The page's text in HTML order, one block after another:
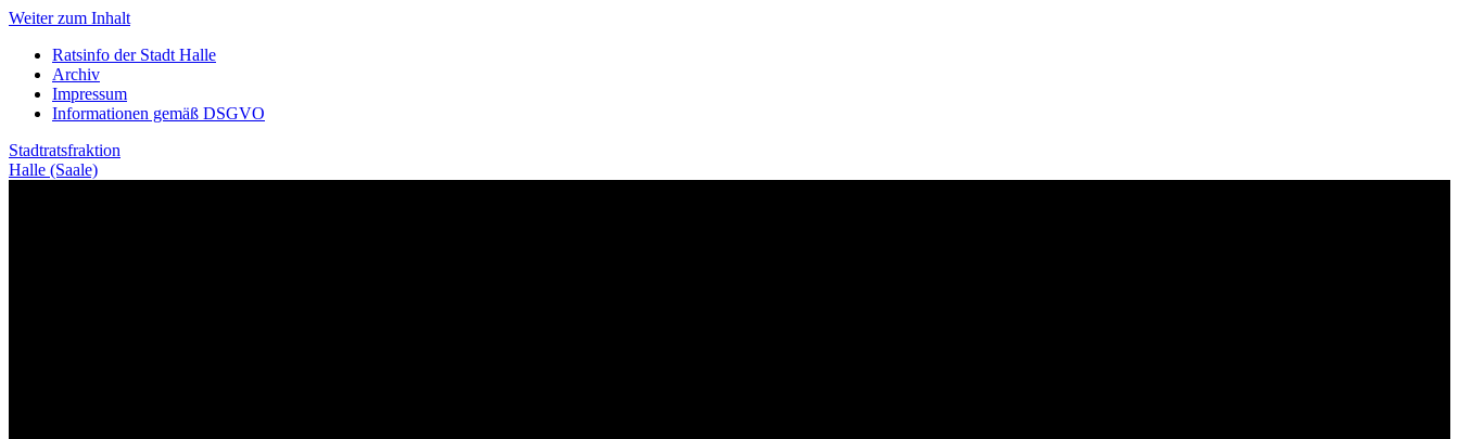
Weiter zum Inhalt
Ratsinfo der Stadt Halle
Archiv
Impressum
Informationen gemäß DSGVO
Stadtratsfraktion
Halle (Saale)